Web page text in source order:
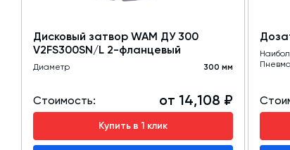
Дисковый затвор WAM ДУ 300
V2FS300SN/L 2-фланцевый
Диаметр 300 мм
Стоимость: от 14,108 ₽
Купить в 1 клик